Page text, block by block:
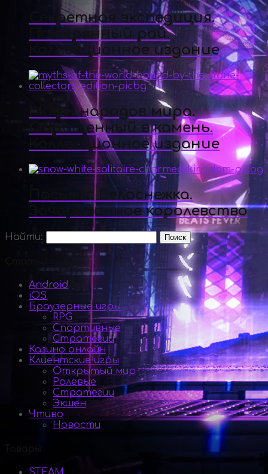
Секретная экспедиция.
Потерянный рай.
Коллекционное издание
Мифы народов мира.
Обращенный в камень.
Коллекционное издание
Пасьянс Белоснежка.
Зачарованное королевство
Найти:
Android
iOS
Браузерные игры
RPG
Спортивные
Стратегии
Казино онлайн
Клиентские игры
Открытый мир
Ролевые
Стратегии
Экшен
Чтиво
Новости